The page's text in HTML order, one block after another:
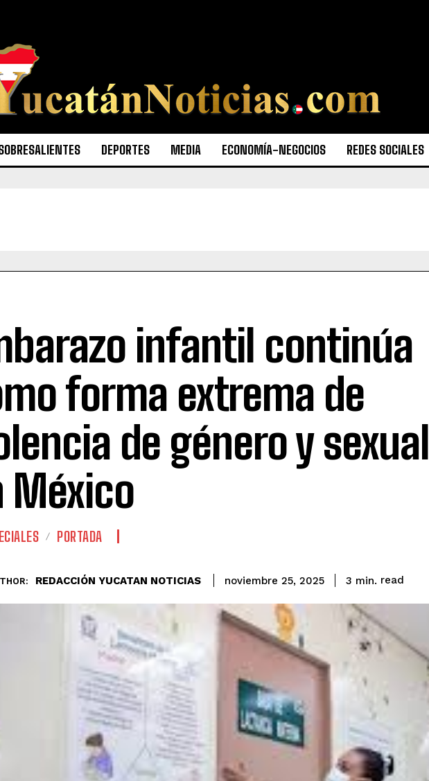
DEPORTES MEDIA ECONOMÍA-NEGOCIOS REDES SOCIALES
infantil continúa
forma extrema de
de género y sexual
México
PORTADA
REDACCIÓN YUCATAN NOTICIAS noviembre 25, 2025 3 min. read